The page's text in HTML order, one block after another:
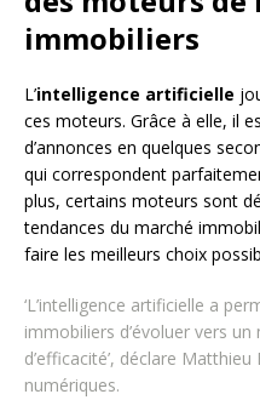
immobiliers
L’intelligence artificielle
ces moteurs. Grâce à elle, il
d’annonces en quelques
qui correspondent
plus, certains moteurs sont
tendances du marché
faire les meilleurs choix
‘L’intelligence artificielle a
immobiliers d’évoluer vers
d’efficacité’, déclare
numériques.